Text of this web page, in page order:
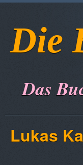
Die
Das
Lukas